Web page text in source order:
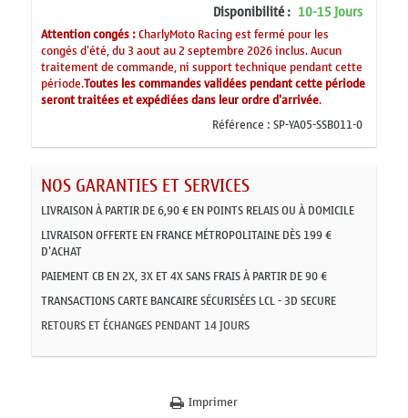
Disponibilité : 10-15 Jours
Attention congés :CharlyMoto Racing est fermé pour les
congés d'été, du 3 aout au 2 septembre 2026 inclus. Aucun
traitement de commande, ni support technique pendant cette
période.Toutes les commandes validées pendant cette période
seront traitées et expédiées dans leur ordre d'arrivée.
Référence :SP-YA05-SSB011-0
NOS GARANTIES ET SERVICES
LIVRAISON À PARTIR DE 6,90 € EN POINTS RELAIS OU À DOMICILE
LIVRAISON OFFERTE EN FRANCE MÉTROPOLITAINE DÈS 199 €
D'ACHAT
PAIEMENT CB EN 2X, 3X ET 4X SANS FRAIS À PARTIR DE 90 €
TRANSACTIONS CARTE BANCAIRE SÉCURISÉES LCL - 3D SECURE
RETOURS ET ÉCHANGES PENDANT 14 JOURS
Imprimer